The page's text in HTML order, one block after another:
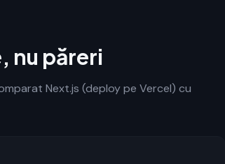
nu păreri
Next.js (deploy pe Vercel) cu